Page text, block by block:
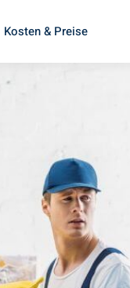
Kosten & Preise